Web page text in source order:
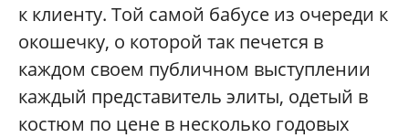
к клиенту. Той самой бабусе из очереди к
окошечку, о которой так печется в
каждом своем публичном выступлении
каждый представитель элиты, одетый в
костюм по цене в несколько годовых